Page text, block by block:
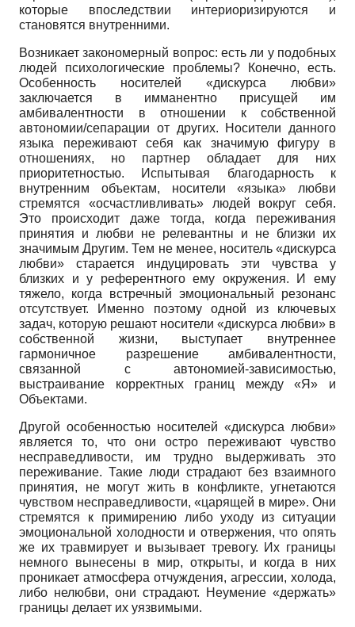
которые впоследствии интериоризируются и
становятся внутренними.
Возникает закономерный вопрос: есть ли у подобных
людей психологические проблемы? Конечно, есть.
Особенность носителей «дискурса любви»
заключается в имманентно присущей им
амбивалентности в отношении к собственной
автономии/сепарации от других. Носители данного
языка переживают себя как значимую фигуру в
отношениях, но партнер обладает для них
приоритетностью. Испытывая благодарность к
внутренним объектам, носители «языка» любви
стремятся «осчастливливать» людей вокруг себя.
Это происходит даже тогда, когда переживания
принятия и любви не релевантны и не близки их
значимым Другим. Тем не менее, носитель «дискурса
любви» старается индуцировать эти чувства у
близких и у референтного ему окружения. И ему
тяжело, когда встречный эмоциональный резонанс
отсутствует. Именно поэтому одной из ключевых
задач, которую решают носители «дискурса любви» в
собственной жизни, выступает внутреннее
гармоничное разрешение амбивалентности,
связанной с автономией-зависимостью,
выстраивание корректных границ между «Я» и
Объектами.
Другой особенностью носителей «дискурса любви»
является то, что они остро переживают чувство
несправедливости, им трудно выдерживать это
переживание. Такие люди страдают без взаимного
принятия, не могут жить в конфликте, угнетаются
чувством несправедливости, «царящей в мире». Они
стремятся к примирению либо уходу из ситуации
эмоциональной холодности и отвержения, что опять
же их травмирует и вызывает тревогу. Их границы
немного вынесены в мир, открыты, и когда в них
проникает атмосфера отчуждения, агрессии, холода,
либо нелюбви, они страдают. Неумение «держать»
границы делает их уязвимыми.